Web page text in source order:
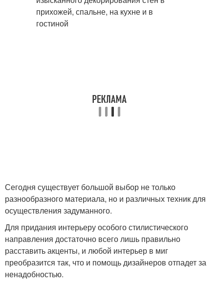
Сегодня существует большой выбор не только
разнообразного материала, но и различных техник для
осуществления задуманного.
Для придания интерьеру особого стилистического
направления достаточно всего лишь правильно
расставить акценты, и любой интерьер в миг
преобразится так, что и помощь дизайнеров отпадет за
ненадобностью.